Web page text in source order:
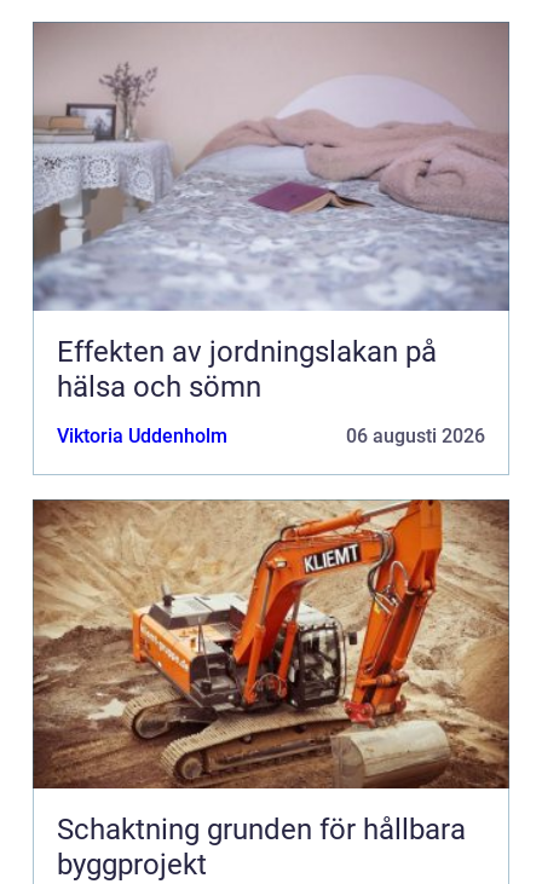
Effekten av jordningslakan på
hälsa och sömn
Viktoria Uddenholm 06 augusti 2026
Schaktning grunden för hållbara
byggprojekt